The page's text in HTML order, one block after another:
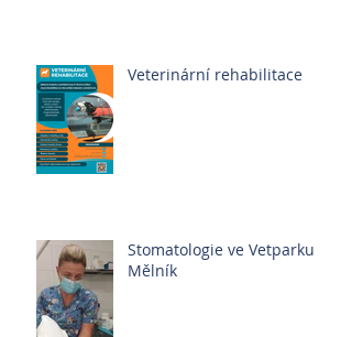
Veterinární rehabilitace
Stomatologie ve Vetparku
Mělník